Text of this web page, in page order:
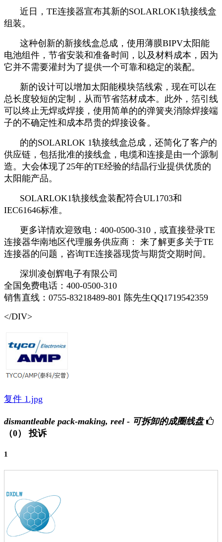
近日，TE连接器宣布其新的SOLARLOK1轨接线盒
组装。
这种创新的新接线盒总成，使用薄膜BIPV太阳能
电池组件，节省安装和准备时间，以及材料成本，因为
它并不需要灌封为了提供一个可靠和稳定的装配。
新的设计可以增加太阳能模块箔线索，现在可以在
总长度较短的定制，从而节省箔材成本。此外，箔引线
可以终止无焊或焊接，使用简单的的弹簧夹消除焊接端
子的不确定性和成本昂贵的焊接设备。
的的SOLARLOK 1轨接线盒总成，还简化了客户的
供应链，包括批准的接线盒，电缆和连接是由一个源制
造。大会体现了25年的TE经验的结晶行业提供优质的
太阳能产品。
SOLARLOK1轨接线盒装配符合UL1703和
IEC61646标准。
更多详情欢迎致电：400-0500-310，或直接登录TE
连接器华南地区代理服务供应商： 来了解更多关于TE
连接器的问题，咨询TE连接器现货与期货交期时间。
深圳凌创辉电子有限公司
全国免费电话：400-0500-310
销售直线：0755-83218489-801 陈先生QQ1719542359
</DIV>
复件 1.jpg
dismantleable pack-making, reel - 可拆卸的成圈线盘
（0）
投诉
1